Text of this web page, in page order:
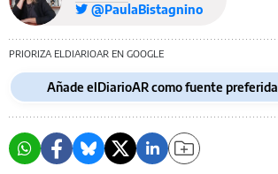
@PaulaBistagnino
PRIORIZA ELDIARIOAR EN GOOGLE
Añade elDiarioAR como fuente preferida